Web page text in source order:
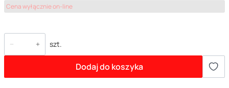
Cena wyłącznie on-line
szt.
Dodaj do koszyka